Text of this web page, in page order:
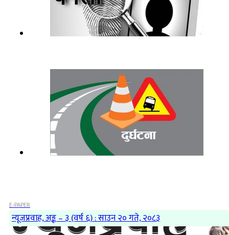
E-PAPER
न्यूजप्रवाह, अङ्क – ३ (वर्ष ६) : साउन २० गते, २०८३